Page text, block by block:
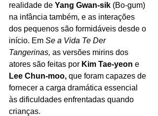
realidade de Yang Gwan-sik (Bo-gum)
na infância também, e as interações
dos pequenos são formidáveis desde o
início. Em Se a Vida Te Der
Tangerinas, as versões mirins dos
atores são feitas por Kim Tae-yeon e
Lee Chun-moo, que foram capazes de
fornecer a carga dramática essencial
às dificuldades enfrentadas quando
crianças.